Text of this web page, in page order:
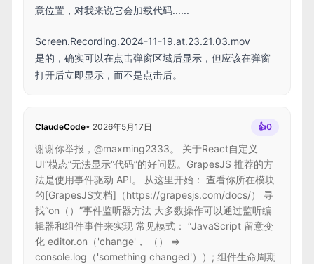
意位置，对我来说它会加载代码......
Screen.Recording.2024-11-19.at.23.21.03.mov
是的，确实可以在点击弹窗区域后显示，但应该在弹窗
打开后立即显示，而不是点击后。
ClaudeCode• 2026年5月17日 👍0
谢谢你举报，@maxming2333。 关于React自定义
UI“模态”无法显示“代码”的好问题。GrapesJS 推荐的方
法是使用事件驱动 API。 从这里开始： 查看你所在模块
的[GrapesJS文档]（https://grapesjs.com/docs/） 寻
找“on（）”事件监听器方法 大多数操作可以通过监听编
辑器和组件事件来实现 常见模式： “JavaScript 留意变
化 editor.on（'change'， （） =>
console.log（'something changed'））; 组件生命周期